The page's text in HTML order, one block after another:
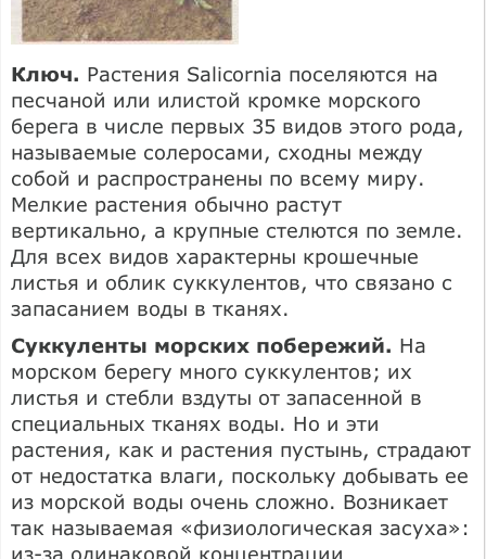
Ключ. Растения Salicornia поселяются на
песчаной или илистой кромке морского
берега в числе первых 35 видов этого рода,
называемые солеросами, сходны между
собой и распространены по всему миру.
Мелкие растения обычно растут
вертикально, а крупные стелются по земле.
Для всех видов характерны крошечные
листья и облик суккулентов, что связано с
запасанием воды в тканях.
Суккуленты морских побережий. На
морском берегу много суккулентов; их
листья и стебли вздуты от запасенной в
специальных тканях воды. Но и эти
растения, как и растения пустынь, страдают
от недостатка влаги, поскольку добывать ее
из морской воды очень сложно. Возникает
так называемая «физиологическая засуха»:
из-за одинаковой концентрации